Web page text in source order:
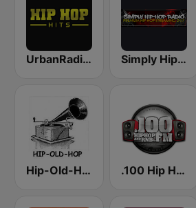
UrbanRadio - Hip Hop Hits Simply Hip-Hop Radio
Hip-Old-Hop .100 Hip Hop and RNB.FM